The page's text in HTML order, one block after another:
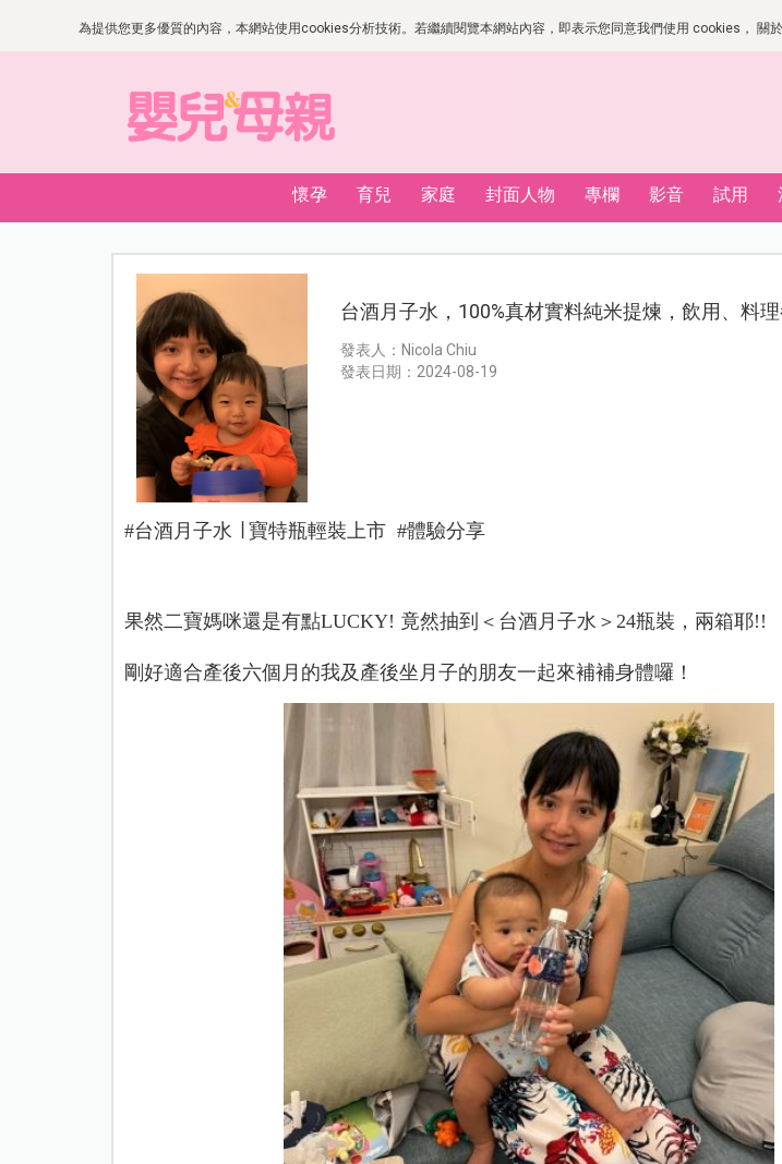
為提供您更多優質的內容，本網站使用cookies分析技術。若繼續閱覽本網站內容，即表示您同意我們使用 cookies， 關
懷孕 育兒 家庭 封面人物 專欄 影音 試用
台酒月子水，100%真材實料純米提煉，飲用、料理
發表人：Nicola Chiu
發表日期：2024-08-19
#台酒月子水 ∣ 寶特瓶輕裝上市 #體驗分享
果然二寶媽咪還是有點LUCKY! 竟然抽到＜台酒月子水＞24瓶裝，兩箱耶!!
剛好適合產後六個月的我及產後坐月子的朋友一起來補補身體囉！